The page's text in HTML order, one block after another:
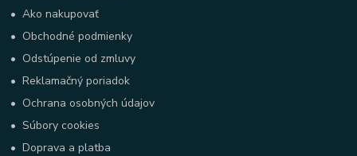
•Ako nakupovať
• Obchodné podmienky
• Odstúpenie od zmluvy
•Reklamačný poriadok
• Ochrana osobných údajov
•Súbory cookies
•Doprava a platba